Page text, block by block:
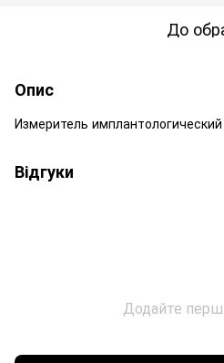
До
Опис
Измеритель имплантологический
Відгуки
Додайте